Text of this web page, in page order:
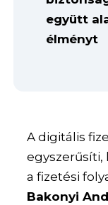
együtt
élményt
A digitális
egyszerűsíti,
a fizetési
Bakonyi